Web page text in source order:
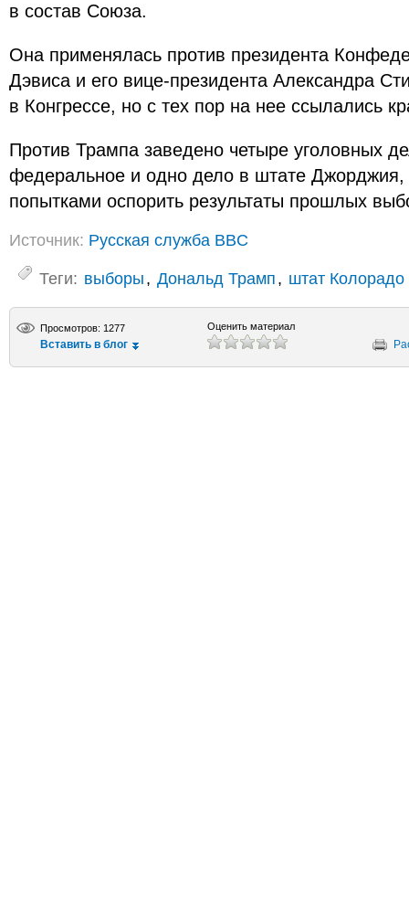
в состав Союза.
Она применялась против президента
Дэвиса и его вице-президента Александра
в Конгрессе, но с тех пор на нее ссылались
Против Трампа заведено четыре уголовных
федеральное и одно дело в штате Джорджия,
попытками оспорить результаты прошлых
Источник: Русская служба BBC
Теги: выборы, Дональд Трамп, штат Колорадо
Просмотров: 1277
Вставить в блог
Оценить материал